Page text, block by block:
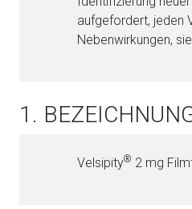
aufgefordert, jeden
Nebenwirkungen,
1.
Velsipity® 2 mg